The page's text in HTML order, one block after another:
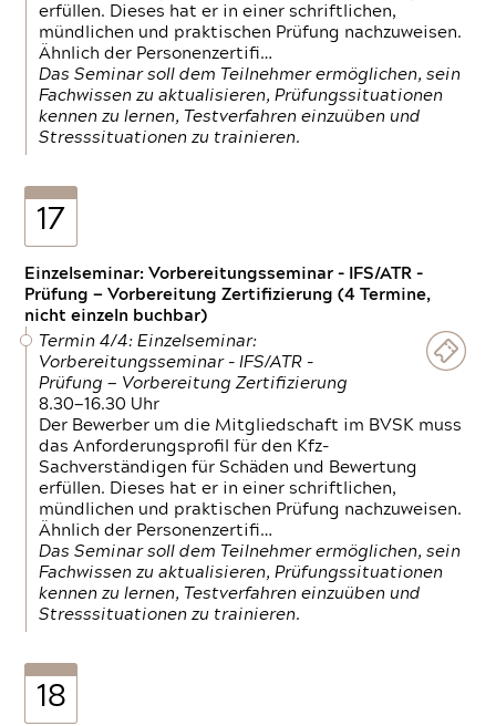
erfüllen. Dieses hat er in einer schriftlichen,
mündlichen und praktischen Prüfung nachzuweisen.
Ähnlich der Personenzertifi…
Das Seminar soll dem Teilnehmer ermöglichen, sein
Fachwissen zu aktualisieren, Prüfungssituationen
kennen zu lernen, Testverfahren einzuüben und
Stresssituationen zu trainieren.
17
Einzelseminar: Vorbereitungsseminar - IFS/ATR -
Prüfung — Vorbereitung Zertifizierung (4 Termine,
nicht einzeln buchbar)
Termin 4/4: Einzelseminar:
Vorbereitungsseminar - IFS/ATR -
Prüfung — Vorbereitung Zertifizierung
8.30—16.30 Uhr
Der Bewerber um die Mitgliedschaft im BVSK muss
das Anforderungsprofil für den Kfz-
Sachverständigen für Schäden und Bewertung
erfüllen. Dieses hat er in einer schriftlichen,
mündlichen und praktischen Prüfung nachzuweisen.
Ähnlich der Personenzertifi…
Das Seminar soll dem Teilnehmer ermöglichen, sein
Fachwissen zu aktualisieren, Prüfungssituationen
kennen zu lernen, Testverfahren einzuüben und
Stresssituationen zu trainieren.
18